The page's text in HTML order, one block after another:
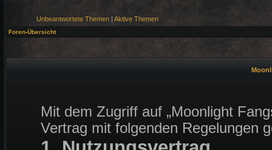
Unbeantwortete Themen | Aktive Themen
Foren-Übersicht
Mit dem Zugriff auf „Moonlight
Vertrag mit folgenden Regelungen